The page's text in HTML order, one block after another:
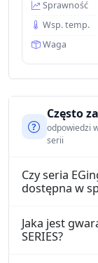
Sprawność
Wsp. temp.
Waga
Często
odpowiedzi
serii
Czy seria
dostępna w
Jaka jest
SERIES?